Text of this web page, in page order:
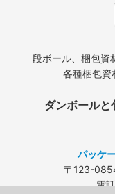
段ボール、梱包資
各種梱包資
ダンボール
パッケ
〒123-
電